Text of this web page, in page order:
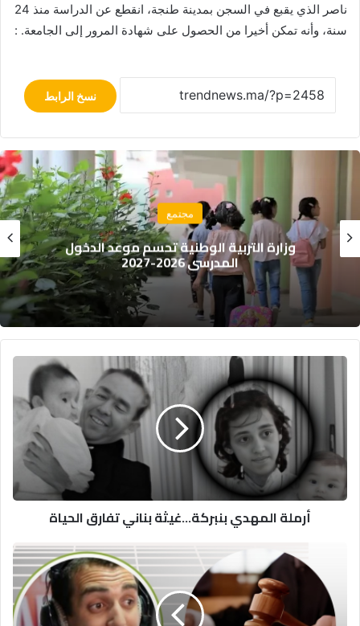
ناصر الذي يقبع في السجن بمدينة طنجة، انقطع عن الدراسة منذ 24
سنة، وأنه تمكن أخيرا من الحصول على شهادة المرور إلى الجامعة. :
نسخ الرابط
مجتمع
مجلس حقوق الإنسان يحذر: حسابات أجنبية
تضلل الراغبين في العبور إلى سبتة
أرملة
بنبركة...غيثة
الحياة
أرملة المهدي بنبركة...غيثة بناني تفارق الحياة
بأسئلة
الوكيل
العام